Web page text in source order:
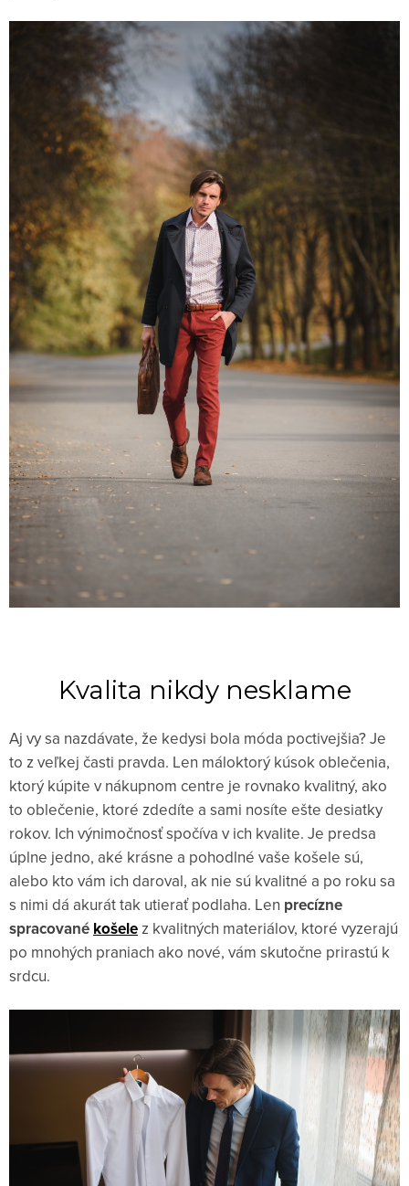
Kvalita nikdy nesklame
Aj vy sa nazdávate, že kedysi bola móda poctivejšia? Je
to z veľkej časti pravda. Len máloktorý kúsok oblečenia,
ktorý kúpite v nákupnom centre je rovnako kvalitný, ako
to oblečenie, ktoré zdedíte a sami nosíte ešte desiatky
rokov. Ich výnimočnosť spočíva v ich kvalite. Je predsa
úplne jedno, aké krásne a pohodlné vaše košele sú,
alebo kto vám ich daroval, ak nie sú kvalitné a po roku sa
s nimi dá akurát tak utierať podlaha. Len precízne
spracované košele z kvalitných materiálov, ktoré vyzerajú
po mnohých praniach ako nové, vám skutočne prirastú k
srdcu.